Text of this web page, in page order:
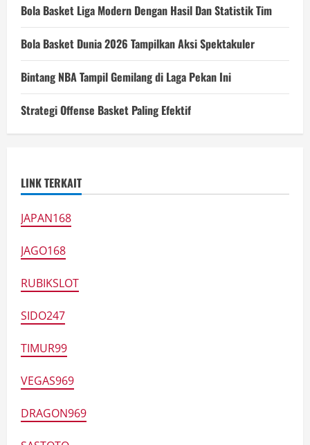
Bola Basket Liga Modern Dengan Hasil Dan Statistik Tim
Bola Basket Dunia 2026 Tampilkan Aksi Spektakuler
Bintang NBA Tampil Gemilang di Laga Pekan Ini
Strategi Offense Basket Paling Efektif
LINK TERKAIT
JAPAN168
JAGO168
RUBIKSLOT
SIDO247
TIMUR99
VEGAS969
DRAGON969